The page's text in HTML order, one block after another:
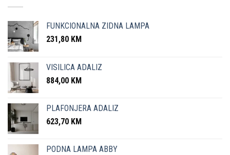
FUNKCIONALNA ZIDNA LAMPA
231,80 KM
VISILICA ADALIZ
884,00 KM
PLAFONJERA ADALIZ
623,70 KM
PODNA LAMPA ABBY